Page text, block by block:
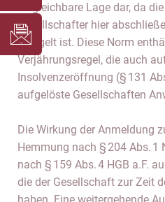
vergleichbare Lage dar, da
Gesellschafter hier
geregelt ist. Diese Norm
Verjährungsregel, die auch
Insolvenzeröffnung (§ 131
aufgelöste Gesellschaften
Die Wirkung der Anmeldung
Hemmung nach § 204 Abs. 1
nach § 159 Abs. 4 HGB a.F.
die der Gesellschaft zur Zeit